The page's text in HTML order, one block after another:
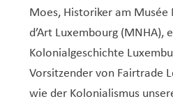
Moes, Historiker am Musée
d’Art Luxembourg (MNHA),
Kolonialgeschichte
Vorsitzender von Fairtrade
wie der Kolonialismus